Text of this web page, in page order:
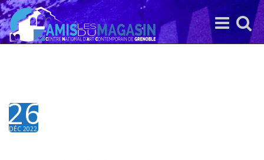
Toggle
search
Toggle
navigation
26
DÉC 2022